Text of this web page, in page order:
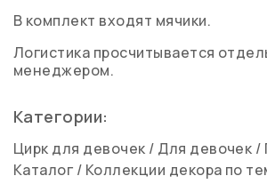
В комплект входят мячики.
Логистика просчитывается
менеджером.
Категории:
Цирк для девочек / Для девочек /
Каталог / Коллекции декора по